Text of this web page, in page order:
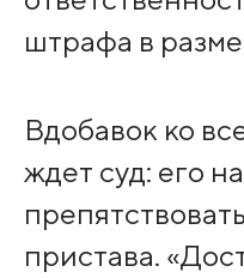
штрафа в
Вдобавок ко
ждет суд: его
пристава.